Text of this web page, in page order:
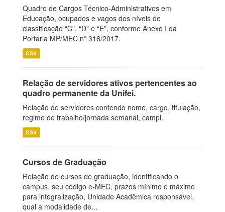
Quadro de Cargos Técnico-Administrativos em
Educação, ocupados e vagos dos níveis de
classificação “C”, “D” e “E”, conforme Anexo I da
Portaria MP/MEC nº 316/2017.
CSV
Relação de servidores ativos pertencentes ao
quadro permanente da Unifei.
Relação de servidores contendo nome, cargo, titulação,
regime de trabalho/jornada semanal, campi.
CSV
Cursos de Graduação
Relação de cursos de graduação, identificando o
campus, seu código e-MEC, prazos mínimo e máximo
para integralização, Unidade Acadêmica responsável,
qual a modalidade de...